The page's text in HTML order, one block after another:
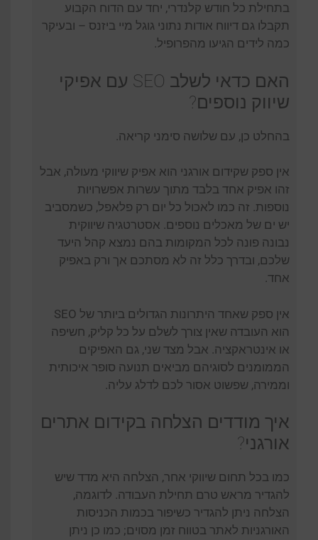
בתחילת כל חודש קלנדרי, יחד עם הדוח הקבוע
תקבלו גם דיווח אודות נתוני גוגל מיי ביזנס – ובעיקר
כמה לידים הגיעו מהפרופיל.
האם כדאי לשלב SEO עם אפיקי
שיווק נוספים?
בהחלט כן, עם שלושה סימני קריאה.
אין ספק שקידום אורגני הוא אפיק שיווקי מעולה, אבל
זהו אפיק אחד בלבד מתוך עשרות אפשרויות
נוספות. זה כמו לאכול כל יום רק פלאפל, כשמסביב
יש ים של מאכלים נוספים. אסטרטגיה שיווקית
נבונה פונה לכל המקומות בהם נמצא קהל היעד
שלכם, ובדרך כלל זה לא מסתכם אך ורק באפיק
אחד.
אין ספק שאחד היתרונות הגדולים ביותר של SEO
הוא העובדה שאין צורך לשלם על כל קליק, חשיפה
או אינטראקציה. אבל מצד שני, גם האפיקים
הממומנים לסוגיהם מביאים תנועה סופר איכותית
וממירה, שפשוט אסור לכם לדלג עליה.
איך מודדים הצלחה בקידום אתרים
אורגני?
כמו בכל תחום שיווקי אחר, הצלחה היא מדד שיש
להגדיר מראש טרם תחילת העבודה. לדוגמה,
הצלחה ניתן להגדיר כשיפור בכמות הכניסות
האורגניות לאתר בטווח זמן מסוים; כמו כן ניתן